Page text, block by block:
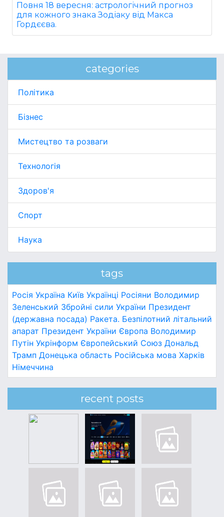
Повня 18 вересня: астрологічний прогноз
для кожного знака Зодіаку від Макса
Гордєєва.
categories
Політика
Бізнес
Мистецтво та розваги
Технологія
Здоров'я
Спорт
Наука
tags
Росія Україна Київ Українці Росіяни Володимир
Зеленський Збройні сили України Президент
(державна посада) Ракета. Безпілотний літальний
апарат Президент України Європа Володимир
Путін Укрінформ Європейський Союз Дональд
Трамп Донецька область Російська мова Харків
Німеччина
recent posts